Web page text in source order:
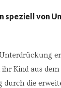
speziell von
Kind aus dem
die